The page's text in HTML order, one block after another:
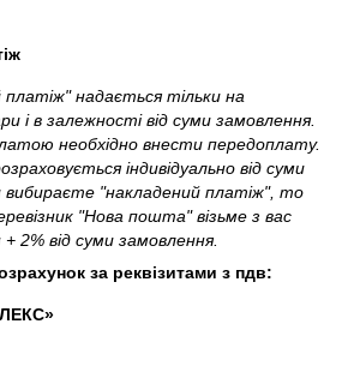
надається тільки на
і в залежності від суми замовлення.
необхідно внести передоплату.
індивідуально від суми
"накладений платіж", то
"Нова пошта" візьме з вас
2% від суми замовлення.
за реквізитами з пдв: